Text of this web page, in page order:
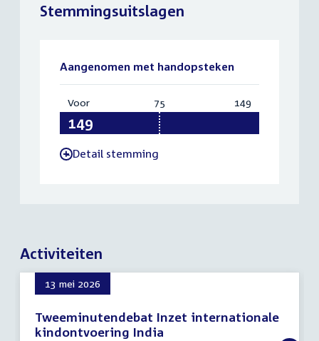
Stemmingsuitslagen
Aangenomen met handopsteken
Voor:
149
75 149
-Detail stemming
Activiteiten
13 mei 2026
Tweeminutendebat Inzet internationale
kindontvoering India